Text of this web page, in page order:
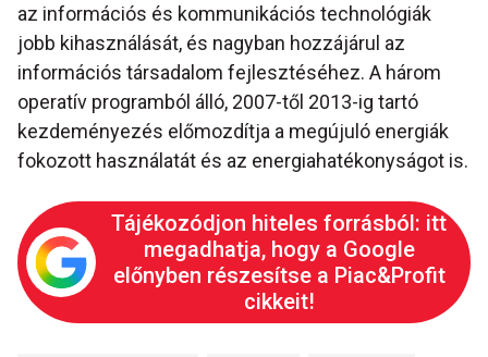
az információs és kommunikációs technológiák
jobb kihasználását, és nagyban hozzájárul az
információs társadalom fejlesztéséhez. A három
operatív programból álló, 2007-től 2013-ig tartó
kezdeményezés előmozdítja a megújuló energiák
fokozott használatát és az energiahatékonyságot is.
Tájékozódjon hiteles forrásból: itt
megadhatja, hogy a Google
előnyben részesítse a Piac&Profit
cikkeit!